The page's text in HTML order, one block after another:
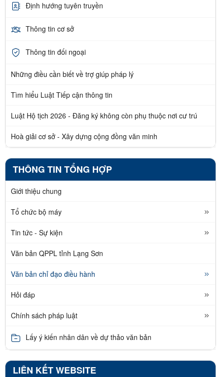
Định hướng tuyên truyền
Thông tin cơ sở
Thông tin đối ngoại
Những điều cần biết về trợ giúp pháp lý
Tìm hiểu Luật Tiếp cận thông tin
Luật Hộ tịch 2026 - Đăng ký không còn phụ thuộc nơi cư trú
Hoà giải cơ sở - Xây dựng cộng đồng văn minh
THÔNG TIN TỔNG HỢP
Giới thiệu chung
Tổ chức bộ máy
Tin tức - Sự kiện
Văn bản QPPL tỉnh Lạng Sơn
Văn bản chỉ đạo điều hành
Hỏi đáp
Chính sách pháp luật
Lấy ý kiến nhân dân về dự thảo văn bản
LIÊN KẾT WEBSITE